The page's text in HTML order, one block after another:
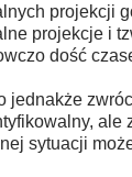
projekcji
projekcje i
dość
jednakże
ale
sytuacji